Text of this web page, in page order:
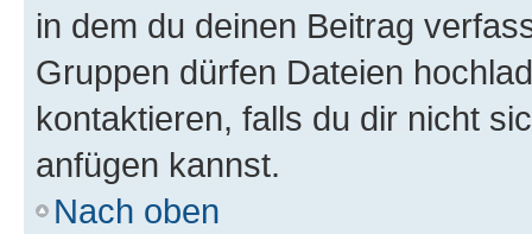
in dem du deinen Beitrag
Gruppen dürfen Dateien
kontaktieren, falls du dir nicht
anfügen kannst.
Nach oben